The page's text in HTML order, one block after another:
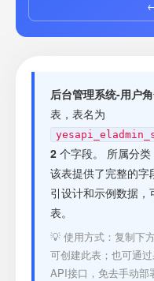
套餐
接口测试
后台管理系统-用户
表，表名为
2 个字段。 所属分类
该表提供了完整的
引设计和示例数据
表。
💡 使用方式：复制下
可创建此表；也可通
API接口，免去手动部